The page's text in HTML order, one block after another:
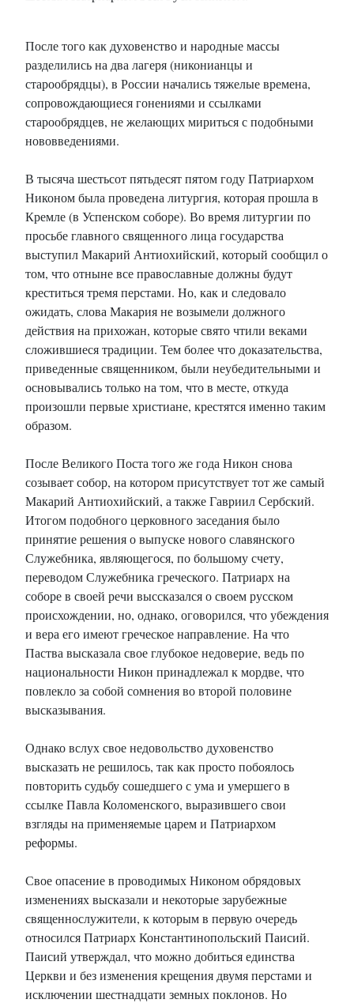
После того как духовенство и народные массы
разделились на два лагеря (никонианцы и
старообрядцы), в России начались тяжелые времена,
сопровождающиеся гонениями и ссылками
старообрядцев, не желающих мириться с подобными
нововведениями.
В тысяча шестьсот пятьдесят пятом году Патриархом
Никоном была проведена литургия, которая прошла в
Кремле (в Успенском соборе). Во время литургии по
просьбе главного священного лица государства
выступил Макарий Антиохийский, который сообщил о
том, что отныне все православные должны будут
креститься тремя перстами. Но, как и следовало
ожидать, слова Макария не возымели должного
действия на прихожан, которые свято чтили веками
сложившиеся традиции. Тем более что доказательства,
приведенные священником, были неубедительными и
основывались только на том, что в месте, откуда
произошли первые христиане, крестятся именно таким
образом.
После Великого Поста того же года Никон снова
созывает собор, на котором присутствует тот же самый
Макарий Антиохийский, а также Гавриил Сербский.
Итогом подобного церковного заседания было
принятие решения о выпуске нового славянского
Служебника, являющегося, по большому счету,
переводом Служебника греческого. Патриарх на
соборе в своей речи выссказался о своем русском
происхождении, но, однако, оговорился, что убеждения
и вера его имеют греческое направление. На что
Паства высказала свое глубокое недоверие, ведь по
национальности Никон принадлежал к мордве, что
повлекло за собой сомнения во второй половине
высказывания.
Однако вслух свое недовольство духовенство
высказать не решилось, так как просто побоялось
повторить судьбу сошедшего с ума и умершего в
ссылке Павла Коломенского, выразившего свои
взгляды на применяемые царем и Патриархом
реформы.
Свое опасение в проводимых Никоном обрядовых
изменениях высказали и некоторые зарубежные
священнослужители, к которым в первую очередь
относился Патриарх Константинопольский Паисий.
Паисий утверждал, что можно добиться единства
Церкви и без изменения крещения двумя перстами и
исключении шестнадцати земных поклонов. Но